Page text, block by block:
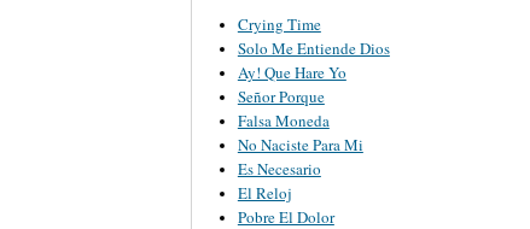
Crying Time
Solo Me Entiende Dios
Ay! Que Hare Yo
Señor Porque
Falsa Moneda
No Naciste Para Mi
Es Necesario
El Reloj
Pobre El Dolor